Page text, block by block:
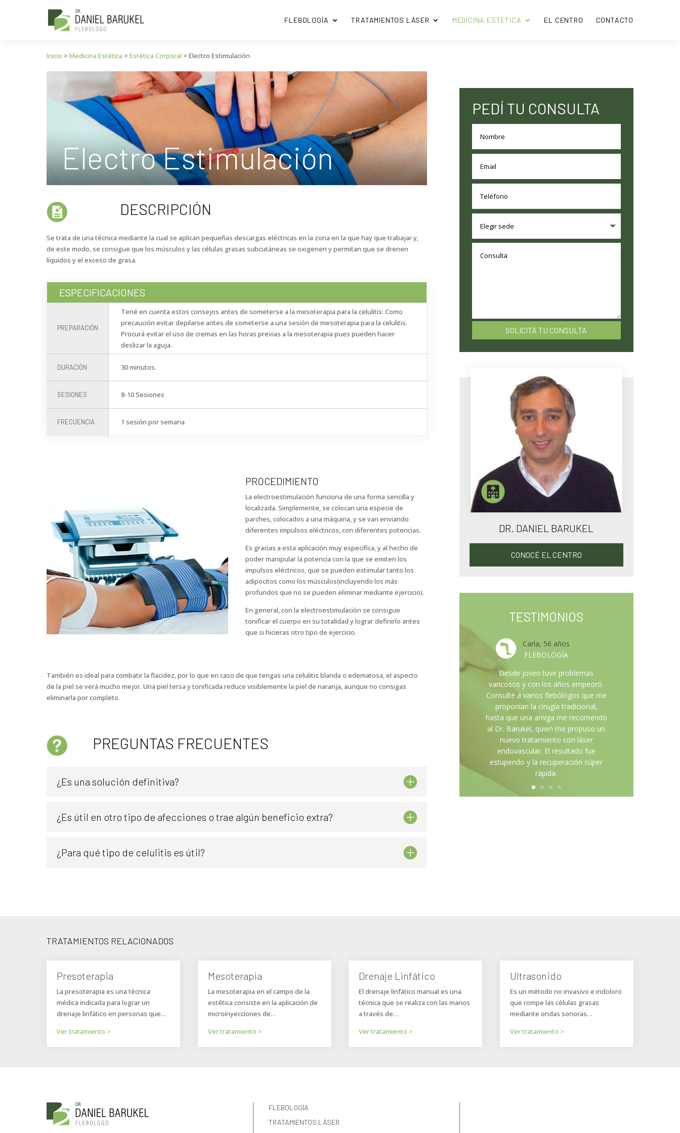
FLEBOLOGÍA TRATAMIENTOS LÁSER MEDICINA ESTÉTICA EL CENTRO CONTACTO
Inicio > Medicina Estética > Estética Corporal > Electro Estimulación
Electro Estimulación
DESCRIPCIÓN
Se trata de una técnica mediante la cual se aplican pequeñas descargas eléctricas en la zona en la que hay que trabajar y,
de este modo, se consigue que los músculos y las células grasas subcutáneas se oxigenen y permitan que se drenen
líquidos y el exceso de grasa.
ESPECIFICACIONES
PREPARACIÓN
Tené en cuenta estos consejos antes de someterse a la mesoterapia para la celulitis: Como
precaución evitar depilarse antes de someterse a una sesión de mesoterapia para la celulitis.
Procurá evitar el uso de cremas en las horas previas a la mesoterapia pues pueden hacer
deslizar la aguja.
DURACIÓN 30 minutos.
SESIONES 8-10 Sesiones
FRECUENCIA 1 sesión por semana
PROCEDIMIENTO
La electroestimulación funciona de una forma sencilla y
localizada. Simplemente, se colocan una especie de
parches, colocados a una máquina, y se van enviando
diferentes impulsos eléctricos, con diferentes potencias.
Es gracias a esta aplicación muy específica, y al hecho de
poder manipular la potencia con la que se emiten los
impulsos eléctricos, que se pueden estimular tanto los
adipocitos como los músculos(incluyendo los más
profundos que no se pueden eliminar mediante ejercicio).
En general, con la electroestimulación se consigue
tonificar el cuerpo en su totalidad y lograr definirlo antes
que si hicieras otro tipo de ejercicio.
También es ideal para combatir la flacidez, por lo que en caso de que tengas una celulitis blanda o edematosa, el aspecto
de la piel se verá mucho mejor. Una piel tersa y tonificada reduce visiblemente la piel de naranja, aunque no consigas
eliminarla por completo.
PREGUNTAS FRECUENTES
¿Es una solución definitiva?
¿Es útil en otro tipo de afecciones o trae algún beneficio extra?
¿Para qué tipo de celulitis es útil?
PEDÍ TU CONSULTA
SOLICITÁ TU CONSULTA
DR. DANIEL BARUKEL
CONOCÉ EL CENTRO
TESTIMONIOS
Carla, 56 años
FLEBOLOGÍA
Desde joven tuve problemas
varicosos y con los años empeoró.
Consulté a varios flebólogos que me
proponían la cirugía tradicional,
hasta que una amiga me recomendó
al Dr. Barukel, quien me propuso un
nuevo tratamiento con láser
endovascular. El resultado fue
estupendo y la recuperación súper
rápida.
TRATAMIENTOS RELACIONADOS
Presoterapia
La presoterapia es una técnica
médica indicada para lograr un
drenaje linfático en personas que…
Ver tratamiento >
Mesoterapia
La mesoterapia en el campo de la
estética consiste en la aplicación de
microinyecciones de…
Ver tratamiento >
Drenaje Linfático
El drenaje linfático manual es una
técnica que se realiza con las manos
a través de…
Ver tratamiento >
Ultrasonido
Es un método no invasivo e indoloro
que rompe las células grasas
mediante ondas sonoras…
Ver tratamiento >
FLEBOLOGÍA
TRATAMIENTOS LÁSER